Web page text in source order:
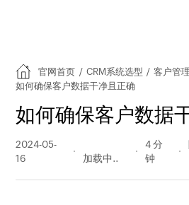
官网首页 / CRM系统选型 / 客户管
如何确保客户数据干净且正确
如何确保客户数据
2024-05-
16
量
4 分
钟